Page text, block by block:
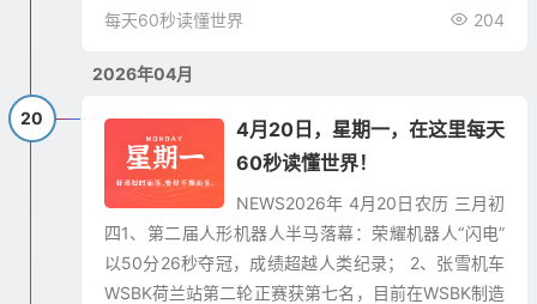
每天60秒读懂世界 204
20
4月20日，星期一，在这里每天
60秒读懂世界！
NEWS​2026年 4月20日农历 三月初
四1、第二届人形机器人半马落幕：荣耀机器人“闪电”
以50分26秒夺冠，成绩超越人类纪录； 2、张雪机车
WSBK荷兰站第二轮正赛获第七名，目前在WSBK制造
2026年04月